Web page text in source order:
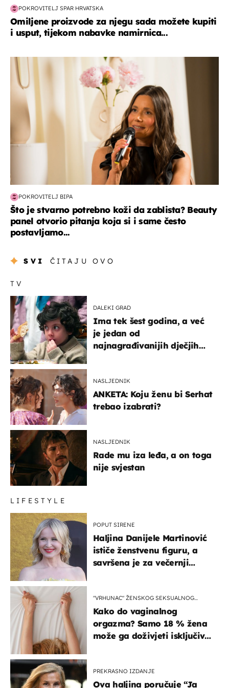
POKROVITELJ SPAR HRVATSKA
Omiljene proizvode za njegu sada možete kupiti
i usput, tijekom nabavke namirnica...
moda & ljepota
POKROVITELJ BIPA
Što je stvarno potrebno koži da zablista? Beauty
panel otvorio pitanja koja si i same često
postavljamo...
SVI ČITAJU OVO
TV
DALEKI GRAD
Ima tek šest godina, a već
je jedan od
najnagrađivanijih dječjih
NASLJEDNIK
ANKETA: Koju ženu bi Serhat
trebao izabrati?
NASLJEDNIK
Rade mu iza leđa, a on toga
nije svjestan
LIFESTYLE
POPUT SIRENE
Haljina Danijele Martinović
ističe ženstvenu figuru, a
savršena je za večernji
"VRHUNAC" ŽENSKOG SEKSUALNOG
Kako do vaginalnog
orgazma? Samo 18 % žena
može ga doživjeti isključivo
PREKRASNO IZDANJE
Ova haljina poručuje “Ja